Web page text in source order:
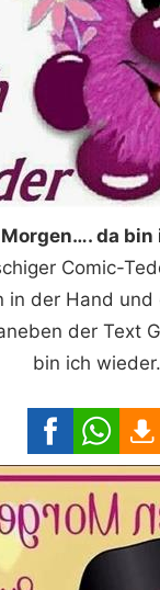
da bin
Comic-
in der Hand und
der Text
bin ich wieder.